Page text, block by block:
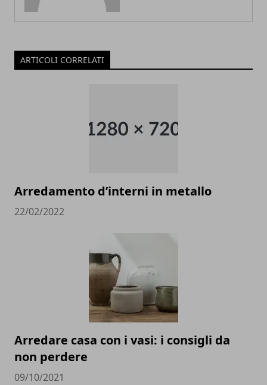
ARTICOLI CORRELATI
Arredamento d’interni in metallo
22/02/2022
Arredare casa con i vasi: i consigli da
non perdere
09/10/2021